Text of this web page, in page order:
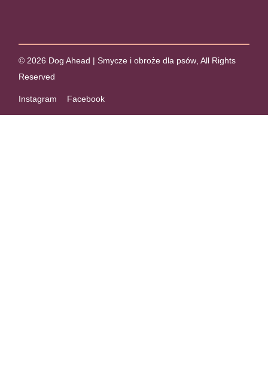
© 2026 Dog Ahead | Smycze i obroże dla psów , All Rights
Reserved
Instagram Facebook